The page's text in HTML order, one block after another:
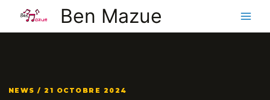
contenu
Ben Mazue
NEWS / 21 OCTOBRE 2024